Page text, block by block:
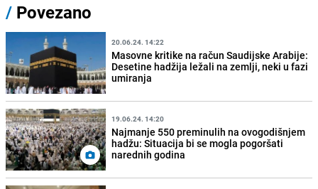
/ Povezano
20.06.24. 14:22
Masovne kritike na račun Saudijske Arabije:
Desetine hadžija ležali na zemlji, neki u fazi
umiranja
19.06.24. 14:20
Najmanje 550 preminulih na ovogodišnjem
hadžu: Situacija bi se mogla pogoršati
narednih godina